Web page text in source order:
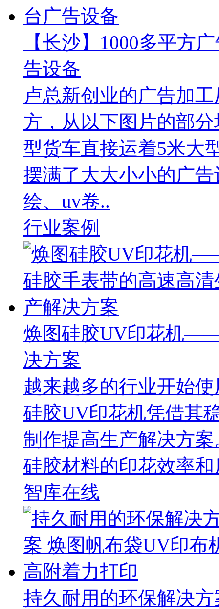
【长沙】1000多平方
告设备
卢总新创业的广告加
方，从以下图片的部
型货车直接运着5米大
摆满了大大小小的广
绘、uv卷..
行业案例
焕图硅胶UV印花机
决方案
越来越多的行业开始
硅胶UV印花机凭借其
制作提高生产解决方
硅胶材料的印花效率
智库在线
持久耐用的环保解决